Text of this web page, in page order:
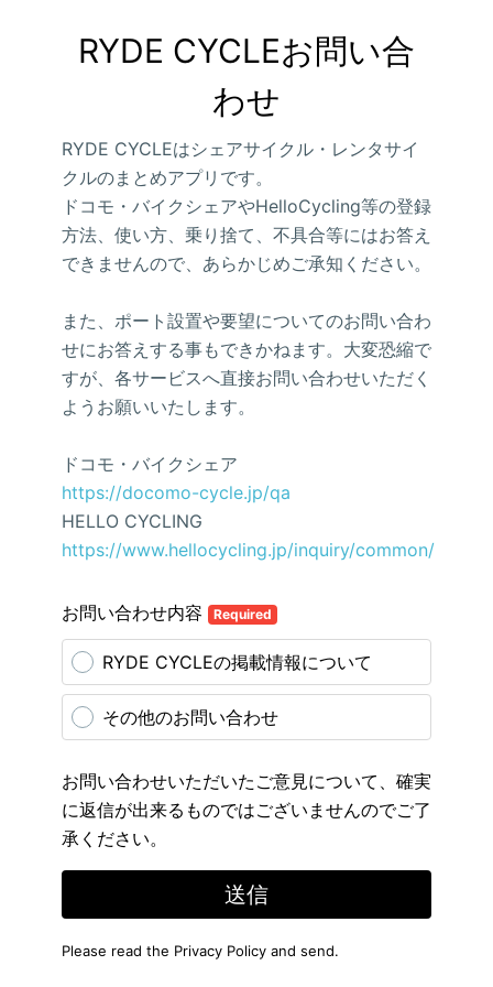
RYDE CYCLEお問い合
わせ
RYDE CYCLEはシェアサイクル・レンタサイ
クルのまとめアプリです。
ドコモ・バイクシェアやHelloCycling等の登録
方法、使い方、乗り捨て、不具合等にはお答え
できませんので、あらかじめご承知ください。
また、ポート設置や要望についてのお問い合わ
せにお答えする事もできかねます。大変恐縮で
すが、各サービスへ直接お問い合わせいただく
ようお願いいたします。
ドコモ・バイクシェア
https://docomo-cycle.jp/qa
HELLO CYCLING
https://www.hellocycling.jp/inquiry/common/
お問い合わせ内容 Required
RYDE CYCLEの掲載情報について
その他のお問い合わせ
お問い合わせいただいたご意見について、確実
に返信が出来るものではございませんのでご了
承ください。
送信
Please read the Privacy Policy and send.